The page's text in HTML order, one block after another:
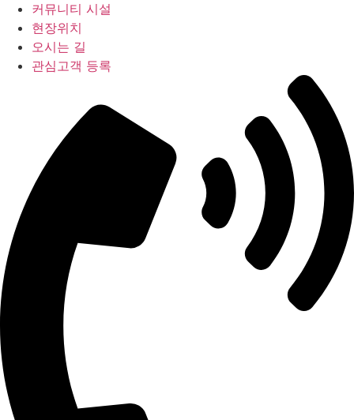
커뮤니티 시설
현장위치
오시는 길
관심고객 등록